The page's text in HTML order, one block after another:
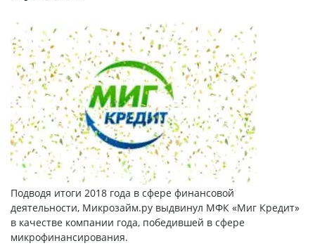
Подводя итоги 2018 года в сфере финансовой
деятельности, Микрозайм.ру выдвинул МФК «Миг Кредит»
в качестве компании года, победившей в сфере
микрофинансирования.